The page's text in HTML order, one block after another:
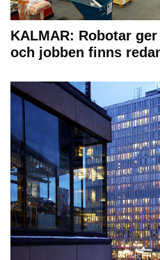
KALMAR: Robotar
och jobben finns